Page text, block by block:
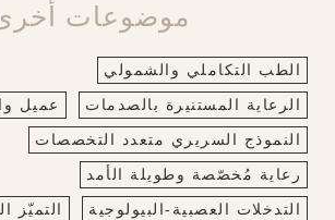
موضوعات
الطب التكاملي والشمولي
الرعاية المستنيرة بالصدمات
عميل
النموذج السريري متعدد التخصصات
رعاية مُخصّصة وطويلة الأمد
التدخلات العصبية‑البيولوجية
التميّز